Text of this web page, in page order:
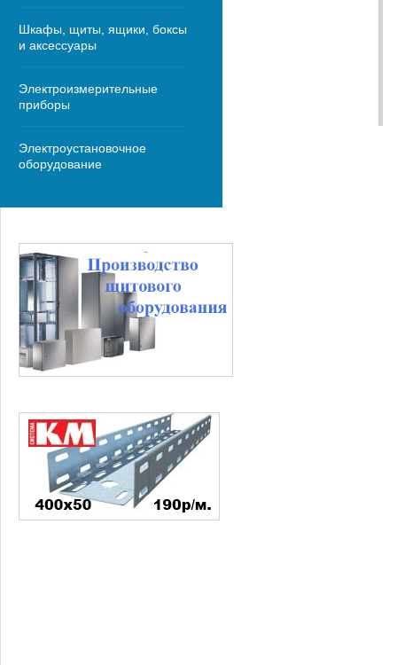
Шкафы, щиты, ящики, боксы
и аксессуары
Электроизмерительные
приборы
Электроустановочное
оборудование